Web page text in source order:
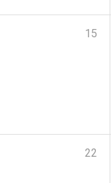
15
22